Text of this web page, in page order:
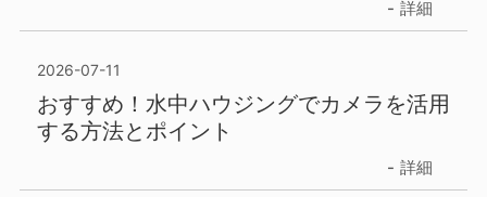
詳細
2026-07-11
おすすめ！水中ハウジングでカメラを活用
する方法とポイント
詳細